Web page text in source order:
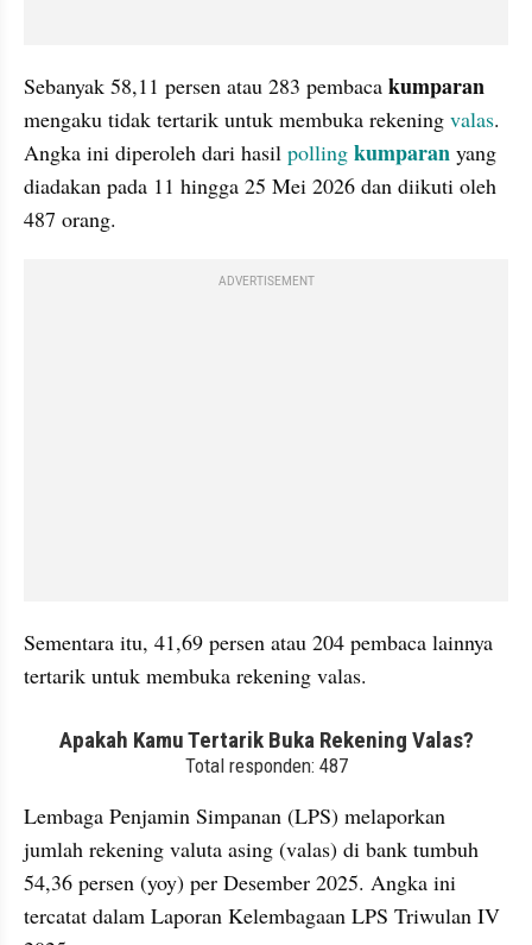
Sebanyak 58,11 persen atau 283 pembaca
mengaku tidak tertarik untuk membuka rekening valas.
Angka ini diperoleh dari hasil polling kumparan yang
diadakan pada 11 hingga 25 Mei 2026 dan diikuti oleh
487 orang.
ADVERTISEMENT
Sementara itu, 41,69 persen atau 204 pembaca lainnya
tertarik untuk membuka rekening valas.
embed from external kumparan
Lembaga Penjamin Simpanan (LPS) melaporkan
jumlah rekening valuta asing (valas) di bank tumbuh
54,36 persen (yoy) per Desember 2025. Angka ini
tercatat dalam Laporan Kelembagaan LPS Triwulan IV